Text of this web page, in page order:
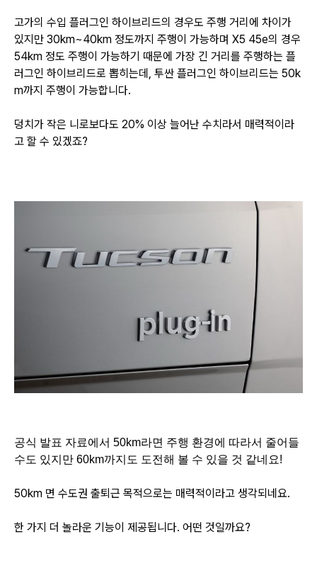
고가의 수입 플러그인 하이브리드의 경우도 주행 거리에 차이가
있지만 30km~40km 정도까지 주행이 가능하며 X5 45e의 경우
54km 정도 주행이 가능하기 때문에 가장 긴 거리를 주행하는 플
러그인 하이브리드로 뽑히는데, 투싼 플러그인 하이브리드는 50k
m까지 주행이 가능합니다.
덩치가 작은 니로보다도 20% 이상 늘어난 수치라서 매력적이라
고 할 수 있겠죠?
공식 발표 자료에서 50km라면 주행 환경에 따라서 줄어들
수도 있지만 60km까지도 도전해 볼 수 있을 것 같네요!
50km 면 수도권 출퇴근 목적으로는 매력적이라고 생각되네요.
한 가지 더 놀라운 기능이 제공됩니다. 어떤 것일까요?